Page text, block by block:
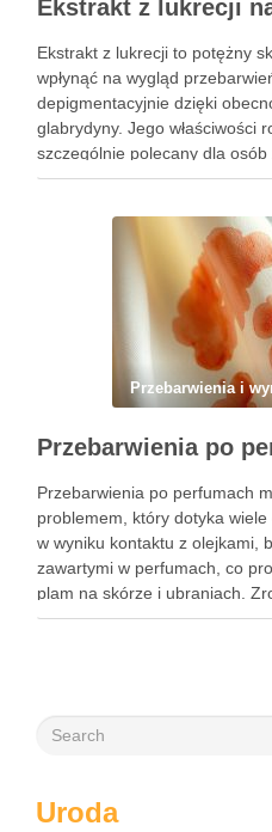
Ekstrakt z lukrecji to potężny
wpłynąć na wygląd
depigmentacyjnie dzięki
glabrydyny. Jego właściwości
szczególnie polecany dla
takimi jak przebarwienia czy
Przebarwienia i
Przebarwienia po perfumach
problemem, który dotyka wiele
w wyniku kontaktu z olejkami,
zawartymi w perfumach, co
plam na skórze i ubraniach.
przebarwień jest kluczowe,
Uroda